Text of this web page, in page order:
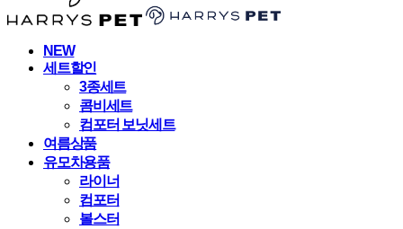
NEW
세트할인
3종세트
콤비세트
컴포터 보닛세트
여름상품
유모차용품
라이너
컴포터
볼스터